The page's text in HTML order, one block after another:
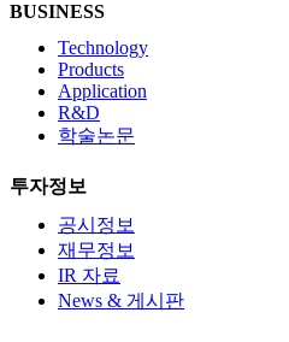
BUSINESS
Technology
Products
Application
R&D
학술논문
투자정보
공시정보
재무정보
IR 자료
News & 게시판